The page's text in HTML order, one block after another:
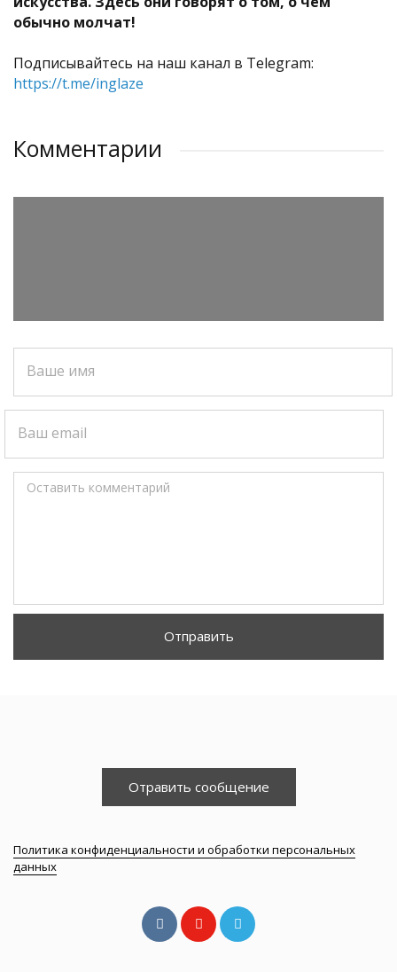
обычно молчат!
Подписывайтесь на наш канал в Telegram:
https://t.me/inglaze
Комментарии
Ваше имя
Ваш email
Оставить комментарий
Отправить
Отравить сообщение
Политика конфиденциальности и обработки персональных
данных